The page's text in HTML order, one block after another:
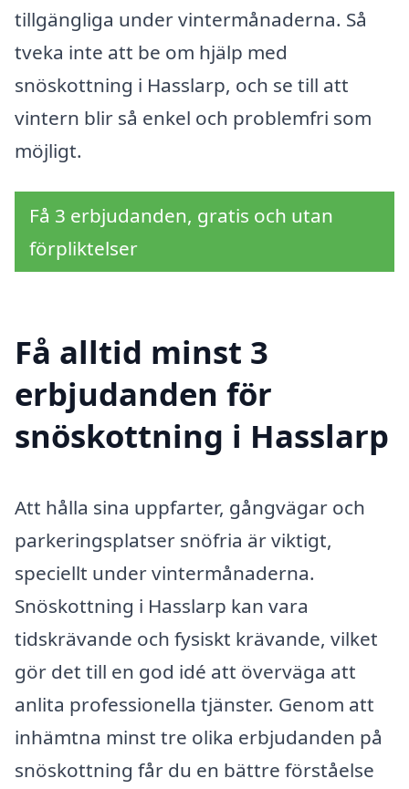
tillgängliga under vintermånaderna. Så
tveka inte att be om hjälp med
snöskottning i Hasslarp, och se till att
vintern blir så enkel och problemfri som
möjligt.
Få 3 erbjudanden, gratis och utan
förpliktelser
Få alltid minst 3
erbjudanden för
snöskottning i Hasslarp
Att hålla sina uppfarter, gångvägar och
parkeringsplatser snöfria är viktigt,
speciellt under vintermånaderna.
Snöskottning i Hasslarp kan vara
tidskrävande och fysiskt krävande, vilket
gör det till en god idé att överväga att
anlita professionella tjänster. Genom att
inhämtna minst tre olika erbjudanden på
snöskottning får du en bättre förståelse